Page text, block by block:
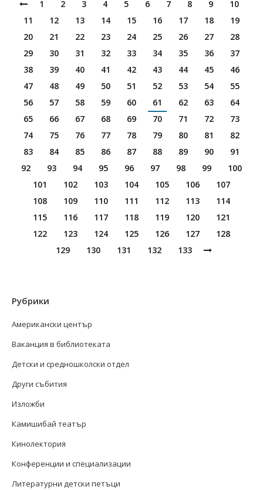
1 2 3 4 5 6 7 8 9
10
11
12 13 14 15 16 17 18
19
20
21 22 23 24 25 26 27
28
29
30 31 32 33 34 35 36
37
38
39 40 41 42 43 44 45
46
47
48 49 50 51 52 53 54
55
56
57 58 59 60 61 62 63
64
65
66 67 68 69 70 71 72
73
74
75 76 77 78 79 80 81
82
83
84 85 86 87 88 89 90
91
92
93 94 95 96 97 98 99
100
101
102 103 104 105 106
107
108
109 110 111 112 113
114
115
116 117 118 119 120
121
122
123 124 125 126 127
128
129
130 131 132 133
Рубрики
Американски център
Ваканция в библиотеката
Детски и средношколски отдел
Други събития
Изложби
Камишибай театър
Кинолектория
Конференции и специализации
Литературни детски петъци